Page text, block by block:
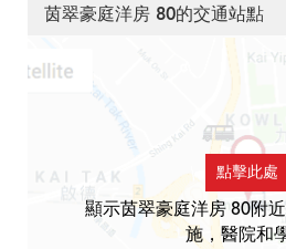
茵翠豪庭洋房 80的交通站點
點擊此處
顯示茵翠豪庭洋房 80附
施，醫院和